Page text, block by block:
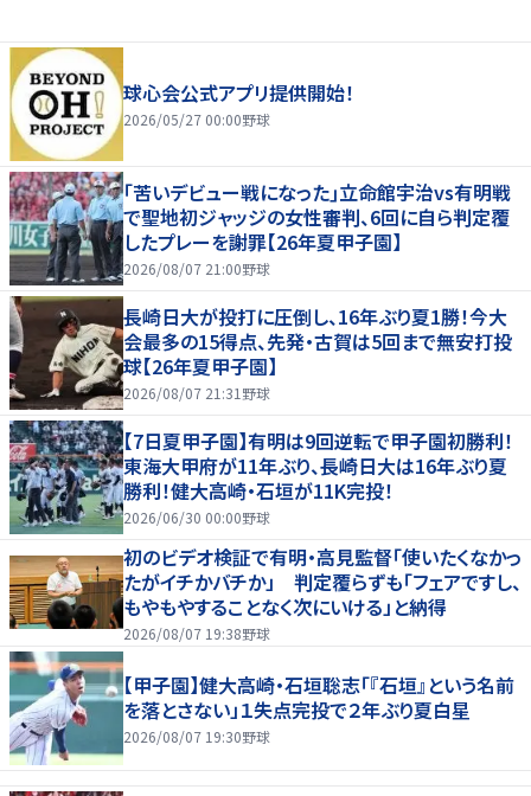
球心会公式アプリ提供開始！
2026/05/27 00:00野球
｢苦いデビュー戦になった｣立命館宇治vs有明戦
で聖地初ジャッジの女性審判、6回に自ら判定覆
したプレーを謝罪【26年夏甲子園】
2026/08/07 21:00野球
長崎日大が投打に圧倒し、16年ぶり夏1勝！今大
会最多の15得点、先発・古賀は5回まで無安打投
球【26年夏甲子園】
2026/08/07 21:31 野球
【7日夏甲子園】有明は9回逆転で甲子園初勝利！
東海大甲府が11年ぶり、長崎日大は16年ぶり夏
勝利！健大高崎・石垣が11K完投！
2026/06/30 00:00野球
初のビデオ検証で有明・高見監督「使いたくなかっ
たがイチかバチか」 判定覆らずも「フェアですし、
もやもやすることなく次にいける」と納得
2026/08/07 19:38野球
【甲子園】健大高崎・石垣聡志「『石垣』という名前
を落とさない」１失点完投で２年ぶり夏白星
2026/08/07 19:30野球